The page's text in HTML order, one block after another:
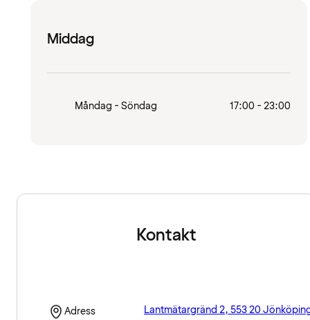
Middag
Måndag - Söndag 17:00 - 23:00
Kontakt
Adress Lantmätargränd 2, 553 20